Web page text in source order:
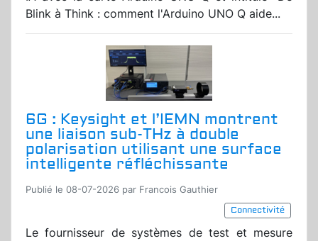
Blink à Think : comment l'Arduino UNO Q aide...
6G : Keysight et l’IEMN montrent
une liaison sub-THz à double
polarisation utilisant une surface
intelligente réfléchissante
Publié le 08-07-2026 par Francois Gauthier
Connectivité
Le fournisseur de systèmes de test et mesure